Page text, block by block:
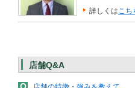
詳しくはこち
店舗Q&A